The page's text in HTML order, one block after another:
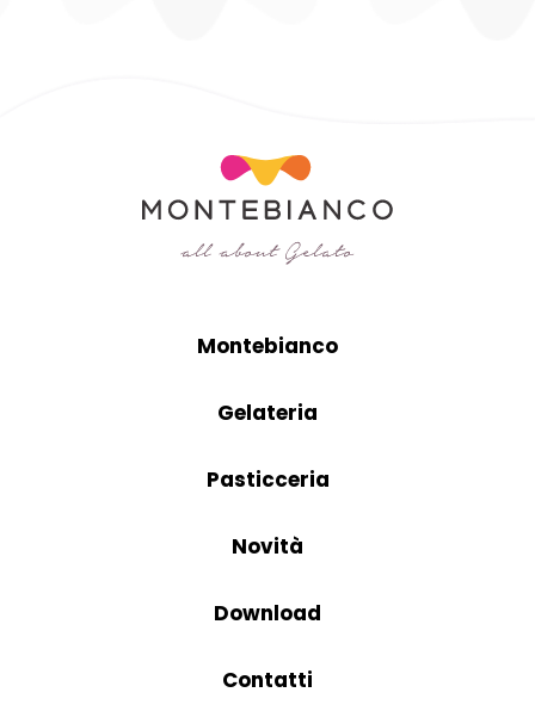
Montebianco
Gelateria
Pasticceria
Novità
Download
Contatti